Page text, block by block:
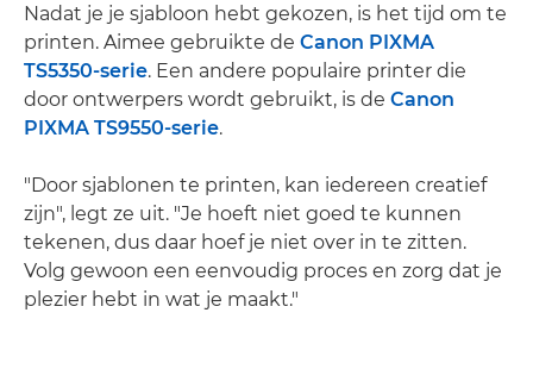
Nadat je je sjabloon hebt gekozen, is het tijd om te
printen. Aimee gebruikte de Canon PIXMA
TS5350-serie. Een andere populaire printer die
door ontwerpers wordt gebruikt, is de Canon
PIXMA TS9550-serie.
"Door sjablonen te printen, kan iedereen creatief
zijn", legt ze uit. "Je hoeft niet goed te kunnen
tekenen, dus daar hoef je niet over in te zitten.
Volg gewoon een eenvoudig proces en zorg dat je
plezier hebt in wat je maakt."